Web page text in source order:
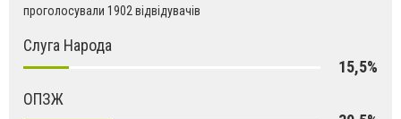
проголосували 1902 відвідувачів
Слуга Народа
15,5%
ОПЗЖ